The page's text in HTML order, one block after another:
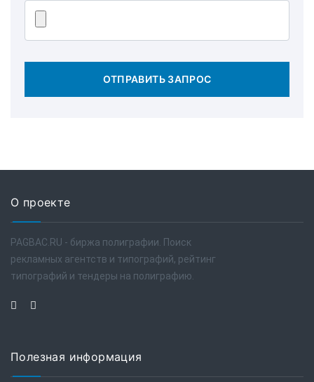
ОТПРАВИТЬ ЗАПРОС
О проекте
PAGBAC.RU - биржа полиграфии. Поиск
рекламных агентств и типографий, рейтинг
типографий и тендеры на полиграфию.
Полезная информация